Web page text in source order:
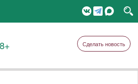
Сделать новость